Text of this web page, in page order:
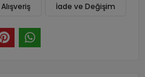
İade ve Değişim